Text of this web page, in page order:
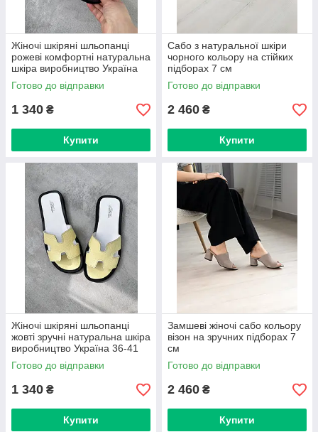
Жіночі шкіряні шльопанці
рожеві комфортні натуральна
шкіра виробництво Україна
36-41
Готово до відправки
1 340 ₴
Купити
Сабо з натуральної шкіри
чорного кольору на стійких
підборах 7 см
Готово до відправки
2 460 ₴
Купити
Жіночі шкіряні шльопанці
жовті зручні натуральна шкіра
виробництво Україна 36-41
Готово до відправки
1 340 ₴
Купити
Замшеві жіночі сабо кольору
візон на зручних підборах 7
см
Готово до відправки
2 460 ₴
Купити